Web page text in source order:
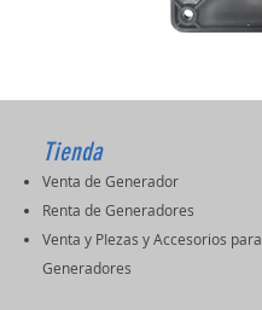
Tienda
Venta de Generador
Renta de Generadores
Venta y PIezas y Accesorios para
Generadores